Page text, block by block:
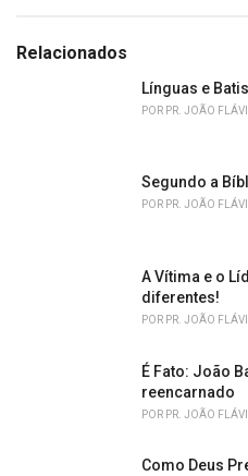
e
Relacionados
Línguas e
POR PR. JOÃO
Segundo a
POR PR. JOÃO
A Vítima e o
diferentes!
POR PR. JOÃO
É Fato: João
reencarnado
POR PR. JOÃO
Como Deus